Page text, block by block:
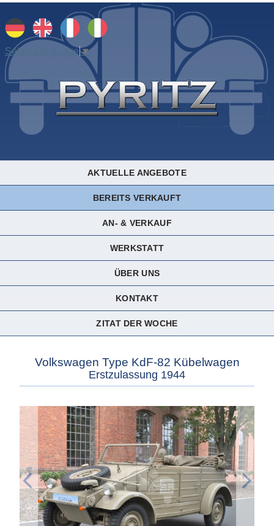
Select Language▼
AKTUELLE ANGEBOTE
BEREITS VERKAUFT
AN- & VERKAUF
WERKSTATT
ÜBER UNS
KONTAKT
ZITAT DER WOCHE
Volkswagen Type KdF-82 Kübelwagen
Erstzulassung 1944